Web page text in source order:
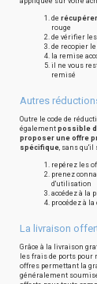
de
rouge
de vérifier
de recopier
la remise
il ne vous
remisé
Autres
Outre le code de
également possible
proposer une offre
spécifique, sans qu'il
repérez les
prenez
d'utilisation
accédez à la
procédez à
La livraison
Grâce à la livraison
les frais de ports pour
offres permettant la
généralement